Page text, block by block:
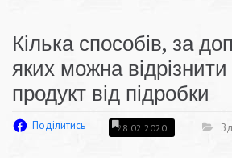
Кілька способів, за
яких можна
продукт від підробки
Поділитись 28.02.2020